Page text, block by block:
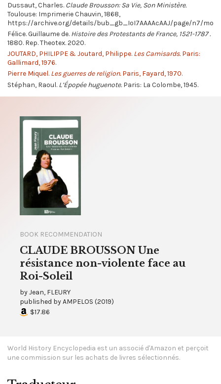
Dussaut, Charles. Claude Brousson: Sa Vie, Son Ministère.
Toulouse: Imprimerie Chauvin, 1868,
https://archive.org/details/bub_gb_IoI7AAAAcAAJ/page/n7/
Félice. Guillaume de. Histoire des Protestants de France, 1521-1787 .
1880. Rep. Theotex. 2020.
JOUTARD, PHILIPPE & Joutard, Philippe. Les Camisards.Paris:
Gallimard, 1976.
Pierre Miquel. Les guerres de religion.Paris, Fayard, 1970.
Stéphan, Raoul. L’Épopée huguenote.Paris: La Colombe, 1945.
BOOK RECOMMENDATION
CLAUDE BROUSSON Une
résistance non-violente face au
Roi-Soleil
byJean, FLEURY
published byAMPELOS (2019)
$17.86
World History Encyclopedia est un associé d'Amazon et perçoit
une commission sur les achats de livres sélectionnés.